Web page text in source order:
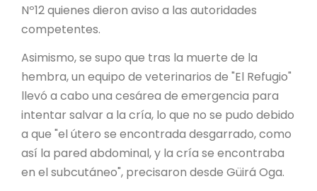
MONUMENTOS NATURALES
REPOSITORIO
CONTACTO
Nº12 quienes dieron aviso a las autoridades
competentes.
Asimismo, se supo que tras la muerte de la
hembra, un equipo de veterinarios de "El Refugio"
llevó a cabo una cesárea de emergencia para
intentar salvar a la cría, lo que no se pudo debido
a que "el útero se encontrada desgarrado, como
así la pared abdominal, y la cría se encontraba
en el subcutáneo", precisaron desde Güirá Oga.